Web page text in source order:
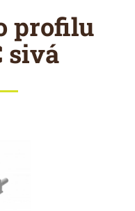
profilu
sivá